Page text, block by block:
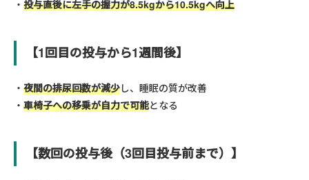
投与直後に左手の握力が8.5kgから10.5kgへ向上
【1回目の投与から1週間後】
夜間の排尿回数が減少し、睡眠の質が改善
車椅子への移乗が自力で可能となる
【数回の投与後（3回目投与前まで）】